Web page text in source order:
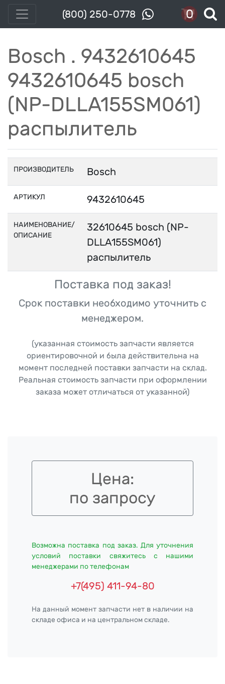
(800) 250-0778 0
Bosch . 9432610645
9432610645 bosch
(NP-DLLA155SM061)
распылитель
ПРОИЗВОДИТЕЛЬ Bosch
АРТИКУЛ 9432610645
НАИМЕНОВАНИЕ/
ОПИСАНИЕ
32610645 bosch (NP-
DLLA155SM061)
распылитель
Поставка под заказ!
Срок поставки необходимо уточнить с
менеджером.
(указанная стоимость запчасти является
ориентировочной и была действительна на
момент последней поставки запчасти на склад.
Реальная стоимость запчасти при оформлении
заказа может отличаться от указанной)
Цена:
по запросу
Возможна поставка под заказ. Для уточнения
условий поставки свяжитесь с нашими
менеджерами по телефонам
+7(495) 411-94-80
На данный момент запчасти нет в наличии на
складе офиса и на центральном складе.